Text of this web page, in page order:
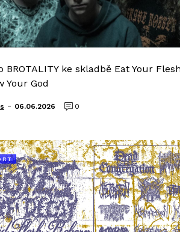
BROTALITY ke skladbě Eat Your
Your God
- 06.06.2026 0